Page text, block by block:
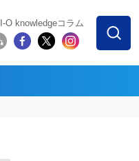
I-O knowledgeコラム